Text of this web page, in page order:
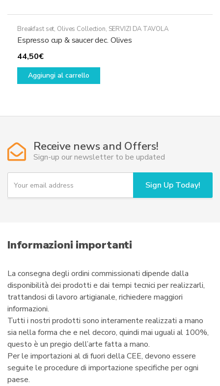
Breakfast set, Olives Collection, SERVIZI DA TAVOLA
Espresso cup & saucer dec. Olives
44,50€
Aggiungi al carrello
Receive news and Offers!
Sign-up our newsletter to be updated
Y
u
i
l
Sign Up Today!
Informazioni importanti
La consegna degli ordini commissionati dipende dalla
disponibilità dei prodotti e dai tempi tecnici per realizzarli,
trattandosi di lavoro artigianale, richiedere maggiori
informazioni.
Tutti i nostri prodotti sono interamente realizzati a mano
sia nella forma che e nel decoro, quindi mai uguali al 100%,
questo è un pregio dell’arte fatta a mano.
Per le importazioni al di fuori della CEE, devono essere
seguite le procedure di importazione specifiche per ogni
paese.